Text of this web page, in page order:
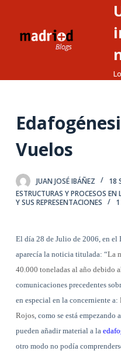
o
e
d
o
Vuelos
JUAN JOSÉ IBÁÑEZ 18
ESTRUCTURAS Y PROCESOS EN
Y SUS REPRESENTACIONES
El día 28 de Julio de 2006, en
aparecía la noticia titulada: “La
40.000 toneladas al año debido
comunicaciones precedentes
en especial en la concerniente a:
Rojos, como se está empezando
pueden añadir material a la
otro modo no podía